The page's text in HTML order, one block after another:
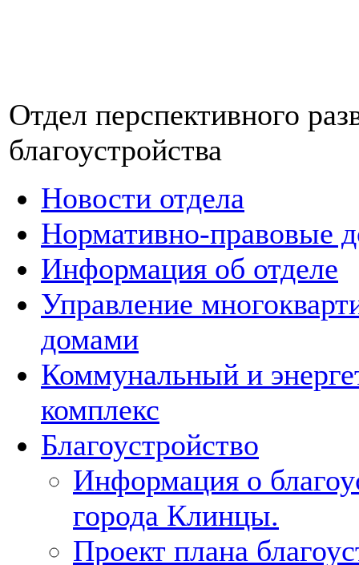
Отдел перспективного
благоустройства
Новости отдела
Нормативно-правовые
Информация об отделе
Управление
домами
Коммунальный и
комплекс
Благоустройство
Информация о
города Клинцы.
Проект плана